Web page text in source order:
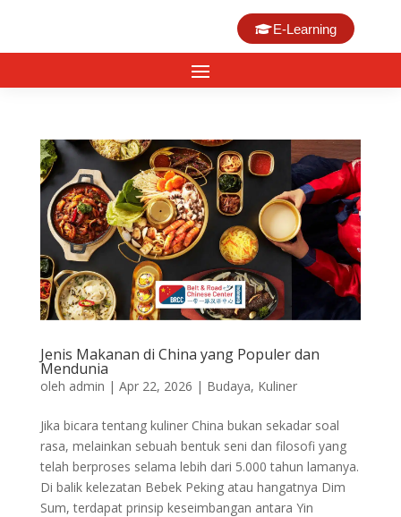
E-Learning
Jenis Makanan di China yang Populer dan
Mendunia
oleh admin | Apr 22, 2026 | Budaya, Kuliner
Jika bicara tentang kuliner China bukan sekadar soal
rasa, melainkan sebuah bentuk seni dan filosofi yang
telah berproses selama lebih dari 5.000 tahun lamanya.
Di balik kelezatan Bebek Peking atau hangatnya Dim
Sum, terdapat prinsip keseimbangan antara Yin